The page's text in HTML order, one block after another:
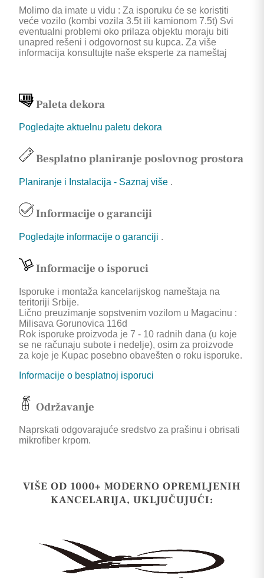
Molimo da imate u vidu : Za isporuku će se koristiti
veće vozilo (kombi vozila 3.5t ili kamionom 7.5t) Svi
eventualni problemi oko prilaza objektu moraju biti
unapred rešeni i odgovornost su kupca. Za više
informacija konsultujte naše eksperte za nameštaj
Paleta dekora
Pogledajte aktuelnu paletu dekora
Besplatno planiranje poslovnog prostora
Planiranje i Instalacija - Saznaj više .
Informacije o garanciji
Pogledajte informacije o garanciji .
Informacije o isporuci
Isporuke i montaža kancelarijskog nameštaja na
teritoriji Srbije.
Lično preuzimanje sopstvenim vozilom u Magacinu :
Milisava Gorunovica 116d
Rok isporuke proizvoda je 7 - 10 radnih dana (u koje
se ne računaju subote i nedelje), osim za proizvode
za koje je Kupac posebno obavešten o roku isporuke.
Informacije o besplatnoj isporuci
Održavanje
Naprskati odgovarajuće sredstvo za prašinu i obrisati
mikrofiber krpom.
VIŠE OD 1000+ MODERNO OPREMLJENIH
KANCELARIJA, UKLJUČUJUĆI: